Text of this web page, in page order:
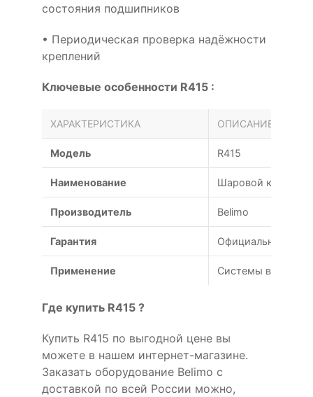
состояния подшипников
• Периодическая проверка надёжности
креплений
Ключевые особенности R415 :
ХАРАКТЕРИСТИКА ОПИСАНИЕ
Модель R415
Наименование Шаровой кран
Производитель Belimo
Гарантия Официальная
Применение Системы
Где купить R415 ?
Купить R415 по выгодной цене вы
можете в нашем интернет-магазине.
Заказать оборудование Belimo с
доставкой по всей России можно,